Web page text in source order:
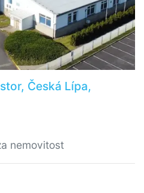
Česká Lípa,
nemovitost